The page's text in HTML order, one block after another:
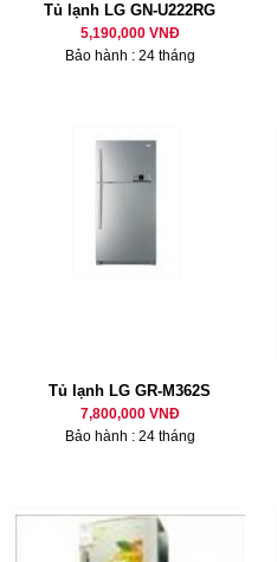
Tủ lạnh LG GN-U222RG
5,190,000 VNĐ
Bảo hành : 24 tháng
Tủ lạnh LG GR-M362S
7,800,000 VNĐ
Bảo hành : 24 tháng